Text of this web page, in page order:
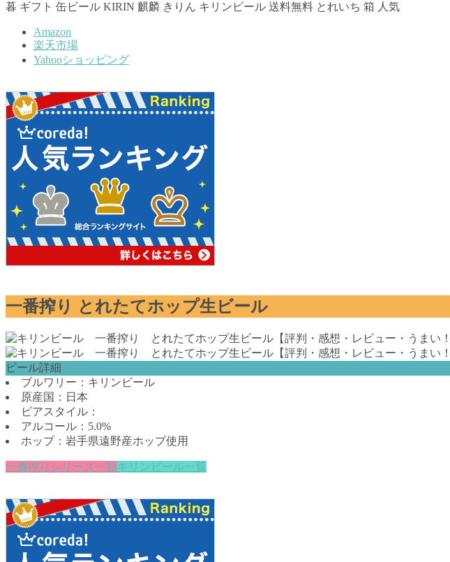
暮 ギフト 缶ビール KIRIN 麒麟 きりん キリンビール 送料無料 とれいち 箱 人気
Amazon
楽天市場
Yahooショッピング
一番搾り とれたてホップ生ビール
ビール詳細
ブルワリー：キリンビール
原産国：日本
ビアスタイル：
アルコール：5.0%
ホップ：岩手県遠野産ホップ使用
一番搾りシリーズ一覧 キリンビール一覧